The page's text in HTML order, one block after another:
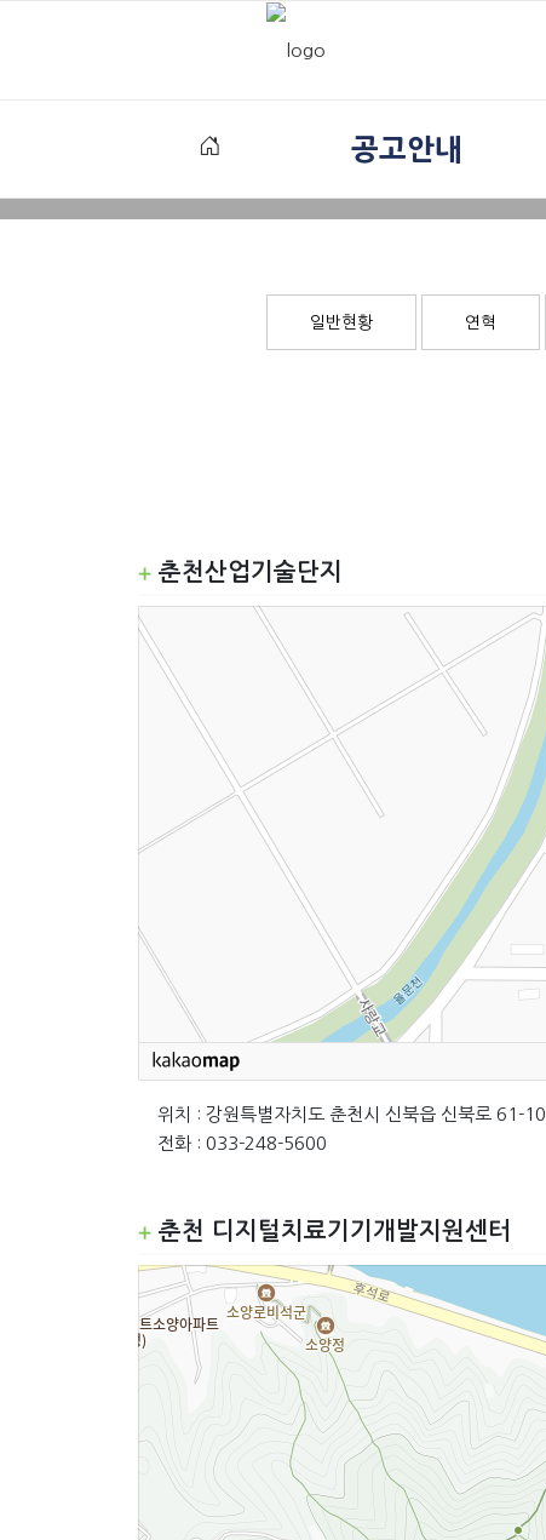
공고안내
일반현황 연혁
춘천산업기술단지
위치 : 강원특별자치도 춘천시 신북읍 신북로 61-10
전화 : 033-248-5600
춘천 디지털치료기기개발지원센터